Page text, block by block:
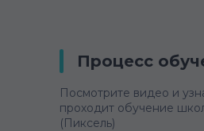
Процесс
Посмотрите видео и
проходит обучение
(Пиксель)